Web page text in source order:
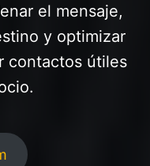
el mensaje,
y optimizar
contactos útiles